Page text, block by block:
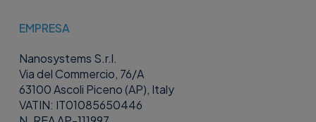
EMPRESA
Nanosystems S.r.l.
Via del Commercio, 76/A
63100 Ascoli Piceno (AP), Italy
VATIN: IT01085650446